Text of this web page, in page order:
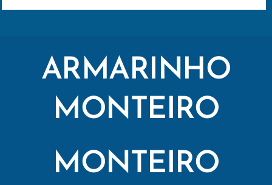
ARMARINHO
MONTEIRO
MONTEIRO